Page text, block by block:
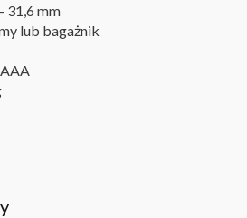
31,6 mm
lub bagażnik